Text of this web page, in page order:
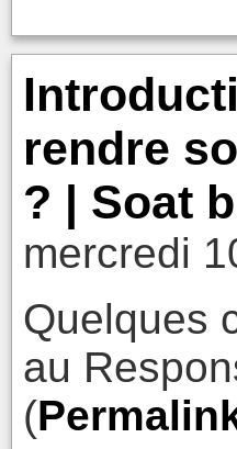
rendre
? | Soat
mercredi
Quelques
au
(